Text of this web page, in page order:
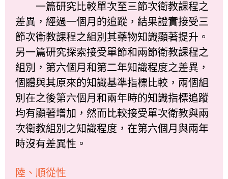
一篇研究比較單次至三節次衛教課程之
差異，經過一個月的追蹤，結果證實接受三
節次衛教課程之組別其藥物知識顯著提升。
另一篇研究探索接受單節和兩節衛教課程之
組別，第六個月和第二年知識程度之差異，
個體與其原來的知識基準指標比較，兩個組
別在之後第六個月和兩年時的知識指標追蹤
均有顯著增加，然而比較接受單次衛教與兩
次衛教組別之知識程度，在第六個月與兩年
時沒有差異性。
陸、順從性